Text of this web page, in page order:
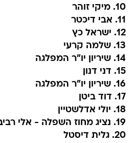
10. מיקי זוהר
11. אבי דיכטר
12. ישראל כץ
13. שלמה קרעי
14. שיריון יו"ר המפלגה
15. דני דנון
16. שיריון יו"ר המפלגה
17. דוד ביטן
18. יולי אדלשטיין
19. נציג מחוז השפלה - אלי רביבו
20. גלית דיסטל